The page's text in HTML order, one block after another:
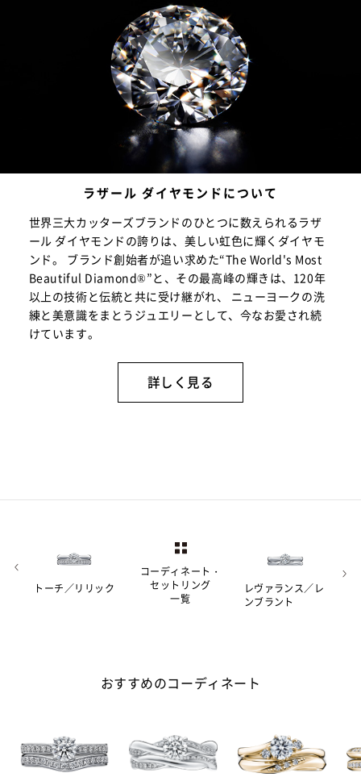
ラザール ダイヤモンドについて
世界三大カッターズブランドのひとつに数えられるラザ
ール ダイヤモンドの誇りは、美しい虹色に輝くダイヤモ
ンド。 ブランド創始者が追い求めた“The World's Most
Beautiful Diamond®”と、その最高峰の輝きは、120年
以上の技術と伝統と共に受け継がれ、 ニューヨークの洗
練と美意識をまとうジュエリーとして、今なお愛され続
けています。
詳しく見る
コーディネート・
セットリング
一覧
トーチ／リリック
レヴァランス／レ
ンブラント
おすすめのコーディネート